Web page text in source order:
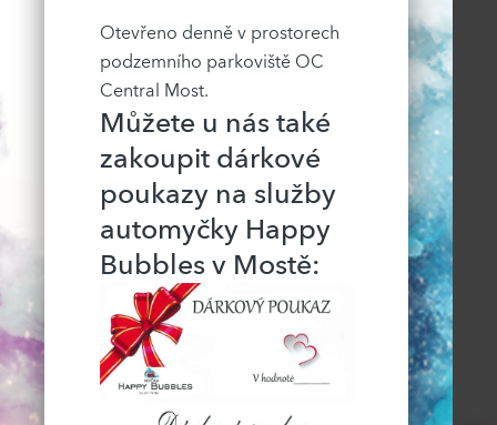
Otevřeno denně v prostorech
podzemního parkoviště OC
Central Most.
Můžete u nás také
zakoupit dárkové
poukazy na služby
automyčky Happy
Bubbles v Mostě: